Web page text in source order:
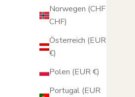
Norwegen (CHF
CHF)
Österreich (EUR
€)
Polen (EUR €)
Portugal (EUR